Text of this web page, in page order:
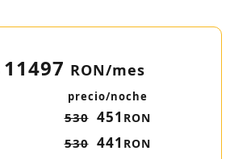
11497 RON/mes
precio/noche
530 451 RON
530 441 RON